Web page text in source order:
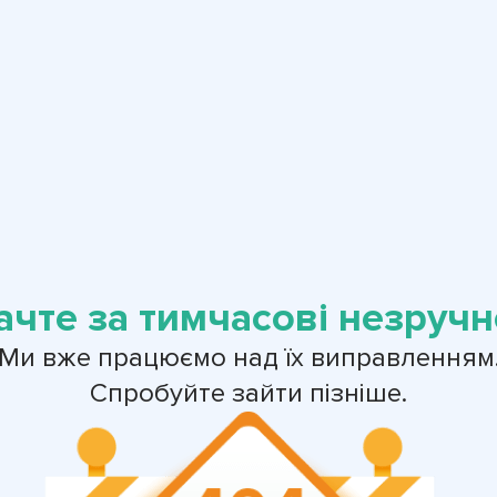
за тимчасові
вже працюємо над їх
Спробуйте зайти пізніше.